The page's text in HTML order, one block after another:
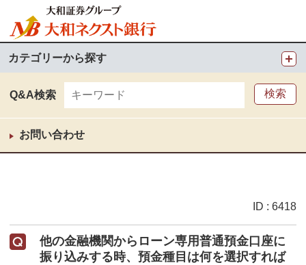
カテゴリーから探す
Q&A検索
お問い合わせ
ID : 6418
他の金融機関からローン専用普通預金口座に
振り込みする時、預金種目は何を選択すれば